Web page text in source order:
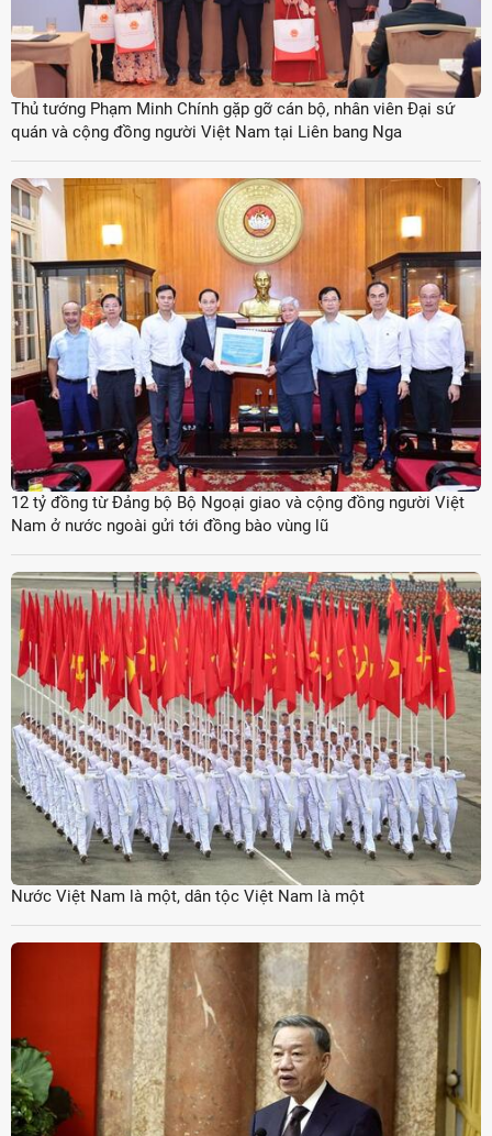
Thủ tướng Phạm Minh Chính gặp gỡ cán bộ, nhân viên Đại sứ
quán và cộng đồng người Việt Nam tại Liên bang Nga
12 tỷ đồng từ Đảng bộ Bộ Ngoại giao và cộng đồng người Việt
Nam ở nước ngoài gửi tới đồng bào vùng lũ
Nước Việt Nam là một, dân tộc Việt Nam là một